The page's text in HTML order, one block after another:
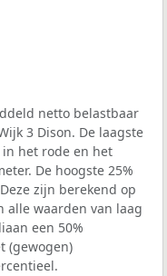
netto belastbaar
3 Dison. De laagste
in het rode en het
De hoogste 25%
zijn berekend op
alle waarden van laag
een 50%
(gewogen)